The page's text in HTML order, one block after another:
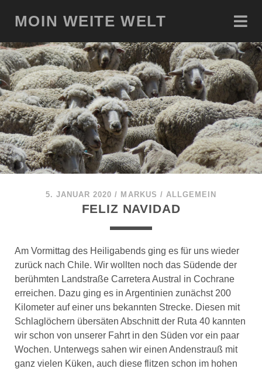
MOIN WEITE WELT
5. JANUAR 2020 / MARKUS / ALLGEMEIN
FELIZ NAVIDAD
Am Vormittag des Heiligabends ging es für uns wieder
zurück nach Chile. Wir wollten noch das Südende der
berühmten Landstraße Carretera Austral in Cochrane
erreichen. Dazu ging es in Argentinien zunächst 200
Kilometer auf einer uns bekannten Strecke. Diesen mit
Schlaglöchern übersäten Abschnitt der Ruta 40 kannten
wir schon von unserer Fahrt in den Süden vor ein paar
Wochen. Unterwegs sahen wir einen Andenstrauß mit
ganz vielen Küken, auch diese flitzen schon im hohen